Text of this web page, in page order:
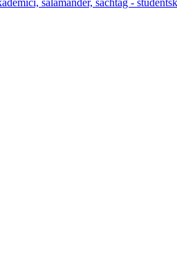
salamander, šachtág -